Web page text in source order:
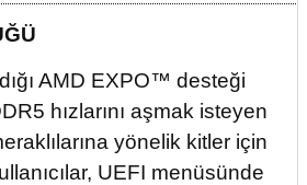
AMD EXPO™ desteği
hızlarını aşmak isteyen
yönelik kitler için
UEFI menüsünde